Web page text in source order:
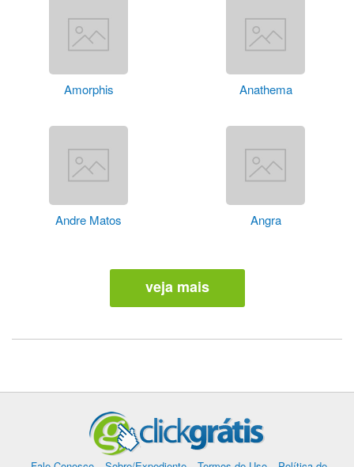
Amorphis Anathema
Andre Matos Angra
veja mais